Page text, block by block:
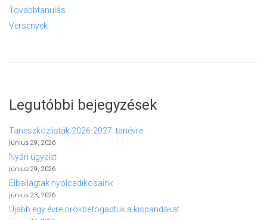
Továbbtanulás
Versenyek
Legutóbbi bejegyzések
Taneszközlisták 2026-2027. tanévre
június 29, 2026
Nyári ügyelet
június 29, 2026
Elballagtak nyolcadikosaink
június 23, 2026
Újabb egy évre örökbefogadtuk a kispandákat